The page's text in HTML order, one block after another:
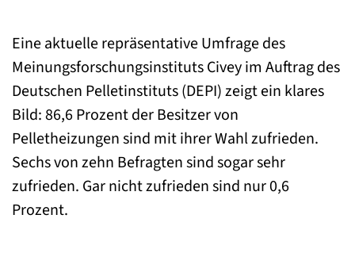
Eine aktuelle repräsentative Umfrage des
Meinungsforschungsinstituts Civey im Auftrag des
Deutschen Pelletinstituts (DEPI) zeigt ein klares
Bild: 86,6 Prozent der Besitzer von
Pelletheizungen sind mit ihrer Wahl zufrieden.
Sechs von zehn Befragten sind sogar sehr
zufrieden. Gar nicht zufrieden sind nur 0,6
Prozent.